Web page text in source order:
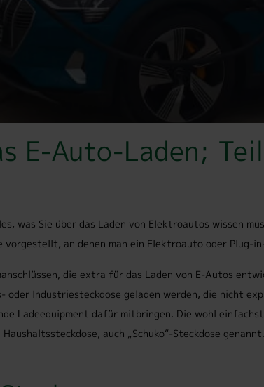
E-Auto-Laden;
was Sie über das Laden von Elektroautos wissen
vorgestellt, an denen man ein Elektroauto oder Plug-
die extra für das Laden von E-Autos
oder Industriesteckdose geladen werden, die nicht
Ladeequipment dafür mitbringen. Die wohl
auch „Schuko“-Steckdose genannt.